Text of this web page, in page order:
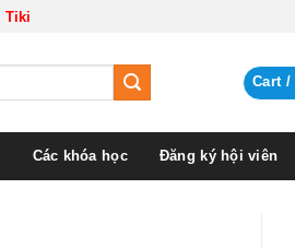
Tiki
Cart /
Các khóa học Đăng ký hội viên